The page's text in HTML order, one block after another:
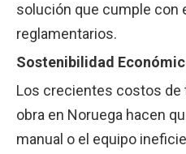
solución que cumple con
reglamentarios.
Sostenibilidad
Los crecientes costos de
obra en Noruega hacen
manual o el equipo